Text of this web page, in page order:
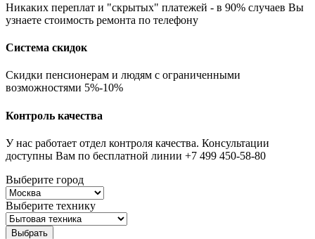
Никаких переплат и "скрытых" платежей - в 90% случаев Вы
узнаете стоимость ремонта по телефону
Система скидок
Скидки пенсионерам и людям с ограниченными
возможностями 5%-10%
Контроль качества
У нас работает отдел контроля качества. Консультации
доступны Вам по бесплатной линии +7 499 450-58-80
Выберите город
Выберите технику
Выбрать